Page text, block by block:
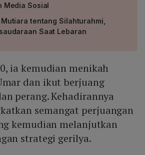
Media Sosial
tentang Silahturahmi,
Saat Lebaran
ia kemudian menikah
dan ikut berjuang
perang. Kehadirannya
semangat perjuangan
kemudian melanjutkan
strategi gerilya.